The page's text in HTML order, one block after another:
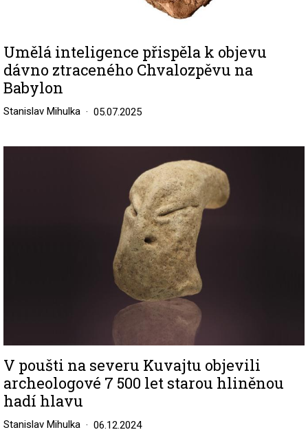
Umělá inteligence přispěla k objevu
dávno ztraceného Chvalozpěvu na
Babylon
Stanislav Mihulka 05.07.2025
V poušti na severu Kuvajtu objevili
archeologové 7 500 let starou hliněnou
hadí hlavu
Stanislav Mihulka 06.12.2024